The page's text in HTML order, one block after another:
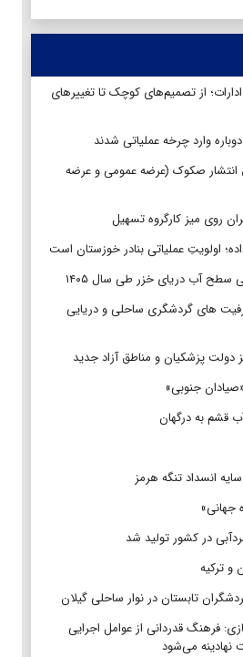
از تصمیم‌های کوچک تا تغییرهای
وارد چرخه عملیاتی شدند
انتشار صکوک (عرضه عمومی و عرضه
روی میز کارگروه تسهیل
اولویتِ عملیاتی بنادر خوزستان است
آب دریای خزر طی سال ۱۴۰۵
های گردشگری ساحلی و دریایی
دولت پزشکیان و مناطق آزاد جدید
جنوبی»
قشم به درگهان
انسداد تنگه هرمز
جهانی»
و ترکیه
تابستان در نوار ساحلی گیلان
فرهنگ قدردانی از عوامل اجرایی
می‌شود